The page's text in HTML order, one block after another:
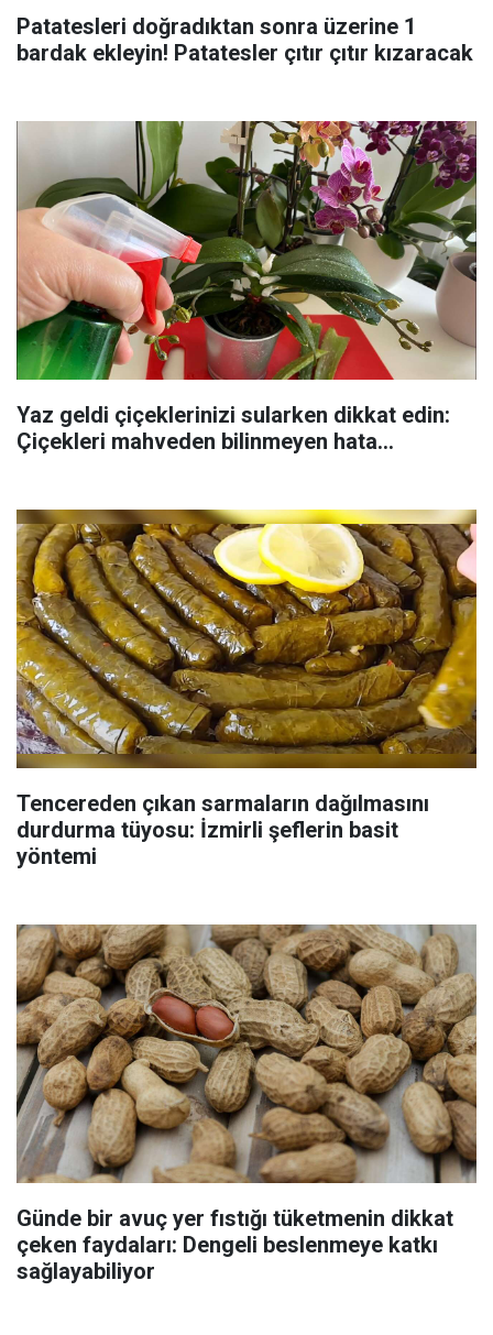
Patatesleri doğradıktan sonra üzerine 1
bardak ekleyin! Patatesler çıtır çıtır kızaracak
Yaz geldi çiçeklerinizi sularken dikkat edin:
Çiçekleri mahveden bilinmeyen hata...
Tencereden çıkan sarmaların dağılmasını
durdurma tüyosu: İzmirli şeflerin basit
yöntemi
Günde bir avuç yer fıstığı tüketmenin dikkat
çeken faydaları: Dengeli beslenmeye katkı
sağlayabiliyor